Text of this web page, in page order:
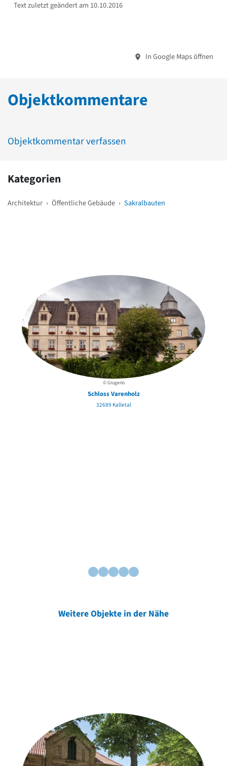
Text zuletzt geändert am 10.10.2016
In Google Maps öffnen
Objektkommentare
Objektkommentar verfassen
Kategorien
Architektur › Öffentliche Gebäude › Sakralbauten
© Grugerio
Schloss Varenholz
32689 Kalletal
Weitere Objekte in der Nähe